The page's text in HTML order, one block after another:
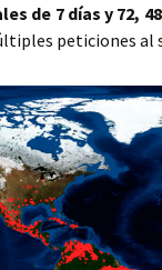
de 7 días y 72,
peticiones al